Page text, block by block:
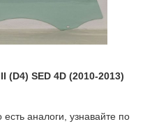
(D4) SED 4D (2010-2013)
аналоги, узнавайте по